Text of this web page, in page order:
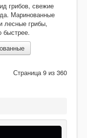
грибов, свежие
Маринованные
лесные грибы,
быстрее.
Страница 9 из 360